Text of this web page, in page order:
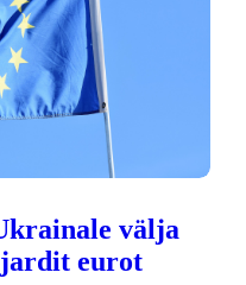
välja
eurot